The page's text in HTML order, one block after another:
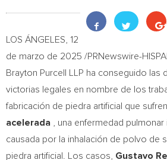
LOS ÁNGELES
12
de marzo de 2025 /PRNewswire-
Brayton Purcell LLP ha conseguido las
victorias legales en nombre de los
fabricación de piedra artificial que
acelerada
, una enfermedad
causada por la inhalación de polvo de
piedra artificial. Los casos, Gustavo